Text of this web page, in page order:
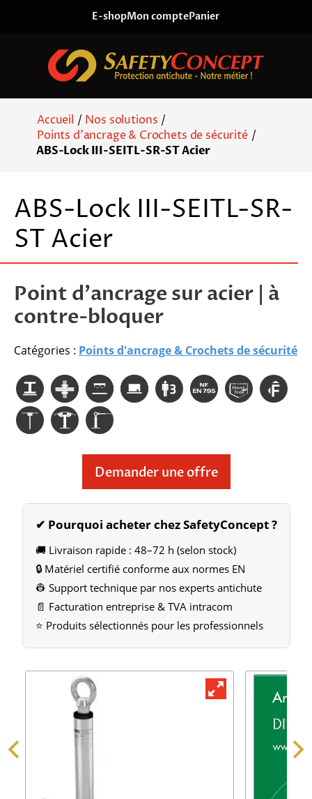
E-shopMon comptePanier
Accueil / Nos solutions /
Points d'ancrage & Crochets de sécurité /
ABS-Lock III-SEITL-SR-ST Acier
ABS-Lock III-SEITL-SR-
ST Acier
Point d’ancrage sur acier | à
contre-bloquer
Catégories : Points d'ancrage & Crochets de sécurité
Demander une offre
✔ Pourquoi acheter chez SafetyConcept ?
🚚 Livraison rapide : 48–72 h (selon stock)
🔒 Matériel certifié conforme aux normes EN
👷 Support technique par nos experts antichute
📄 Facturation entreprise & TVA intracom
⭐ Produits sélectionnés pour les professionnels